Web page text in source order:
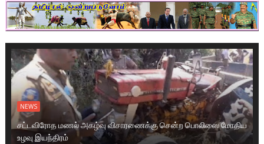
NEWS
சட்டவிரோத மணல் அகழ்வு விசாரணைக்கு சென்ற பொலிஸை மோதிய
உழவு இயந்திரம்